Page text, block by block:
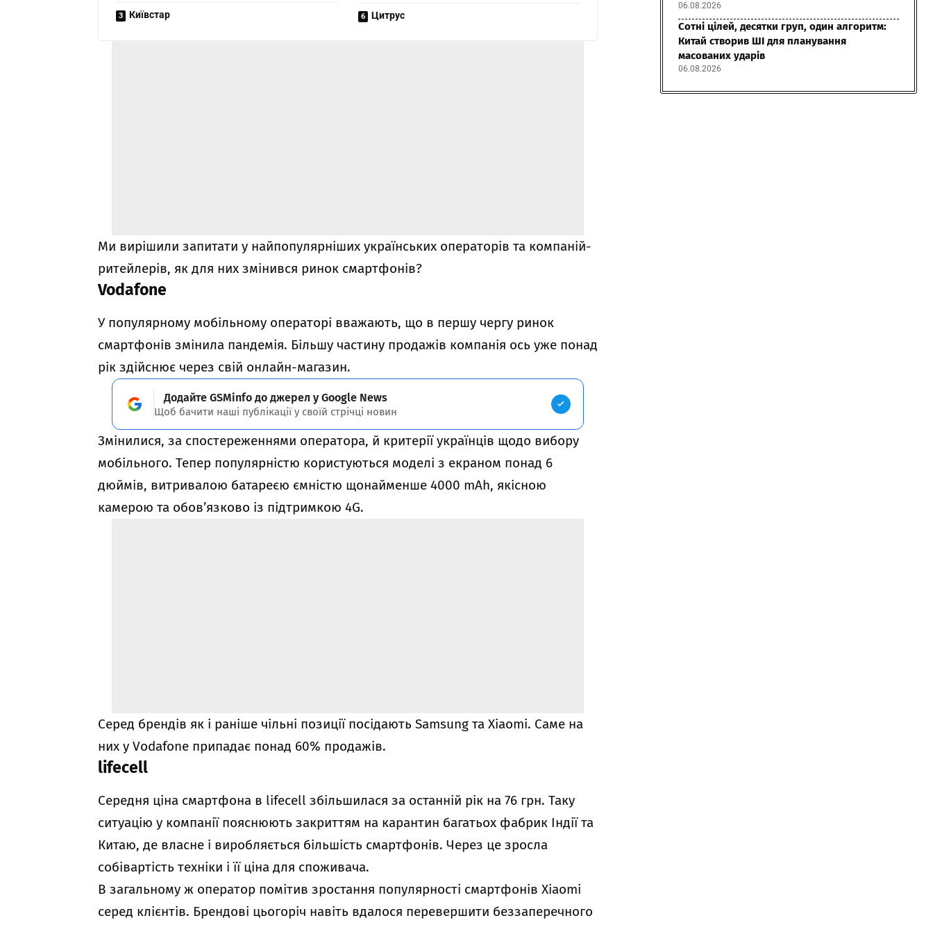
Київстар Цитрус
Ми вирішили запитати у найпопулярніших українських операторів та компаній-
ритейлерів, як для них змінився ринок смартфонів?
Vodafone
У популярному мобільному операторі вважають, що в першу чергу ринок
смартфонів змінила пандемія. Більшу частину продажів компанія ось уже понад
рік здійснює через свій онлайн-магазин.
Додайте GSMinfo до джерел у Google News
Щоб бачити наші публікації у своїй стрічці новин
Змінилися, за спостереженнями оператора, й критерії українців щодо вибору
мобільного. Тепер популярністю користуються моделі з екраном понад 6
дюймів, витривалою батареєю ємністю щонайменше 4000 mAh, якісною
камерою та обов’язково із підтримкою 4G.
Серед брендів як і раніше чільні позиції посідають Samsung та Xiaomi. Саме на
них у Vodafone припадає понад 60% продажів.
lifecell
Середня ціна смартфона в lifecell збільшилася за останній рік на 76 грн. Таку
ситуацію у компанії пояснюють закриттям на карантин багатьох фабрик Індії та
Китаю, де власне і виробляється більшість смартфонів. Через це зросла
собівартість техніки і її ціна для споживача.
В загальному ж оператор помітив зростання популярності смартфонів Xiaomi
серед клієнтів. Брендові цьогоріч навіть вдалося перевершити беззаперечного
06.08.2026
Сотні цілей, десятки груп, один алгоритм:
Китай створив ШІ для планування
масованих ударів
06.08.2026